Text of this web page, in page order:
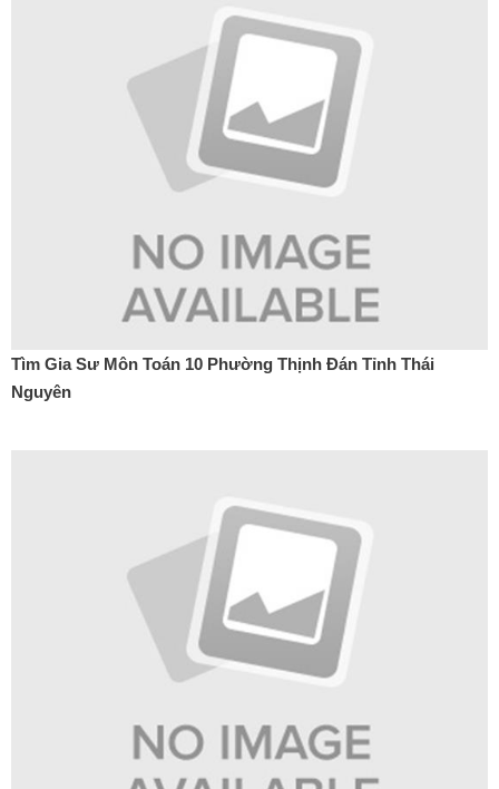
Tìm Gia Sư Môn Toán 10 Phường Thịnh Đán Tỉnh Thái
Nguyên